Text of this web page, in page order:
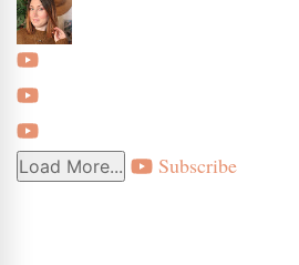
Load More... Subscribe